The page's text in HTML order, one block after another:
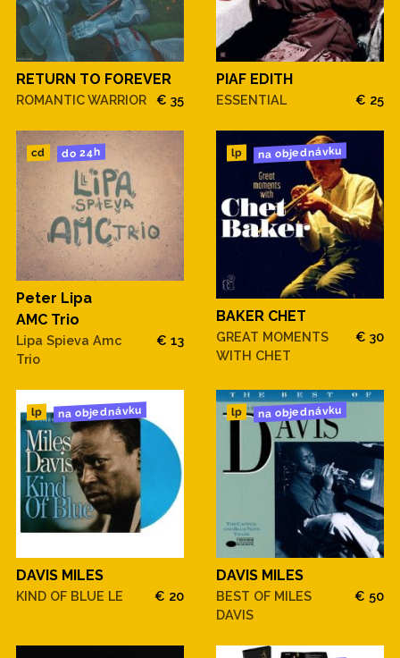
RETURN TO FOREVER
ROMANTIC WARRIOR € 35
PIAF EDITH
ESSENTIAL € 25
cd do 24h
Peter Lipa
AMC Trio
Lipa Spieva Amc
Trio
€ 13
lp na objednávku
BAKER CHET
GREAT MOMENTS
WITH CHET
€ 30
lp na objednávku
DAVIS MILES
KIND OF BLUE LE € 20
lp na objednávku
DAVIS MILES
BEST OF MILES
DAVIS
€ 50